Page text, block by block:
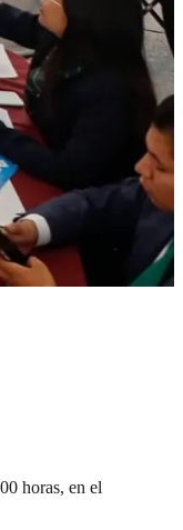
horas, en el